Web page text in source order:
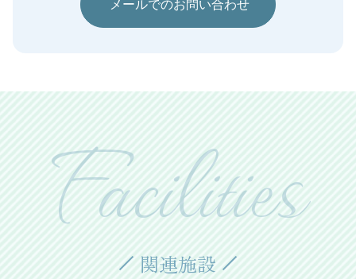
メールでのお問い合わせ
関連施設
Facilities